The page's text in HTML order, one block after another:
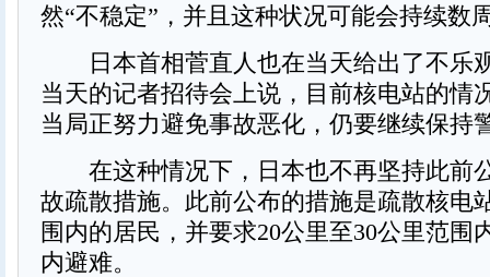
然“不稳定”，并且这种状况可能会持续数
日本首相菅直人也在当天给出了不乐
当天的记者招待会上说，目前核电站的情
当局正努力避免事故恶化，仍要继续保持
在这种情况下，日本也不再坚持此前
故疏散措施。此前公布的措施是疏散核电
围内的居民，并要求20公里至30公里范围
内避难。